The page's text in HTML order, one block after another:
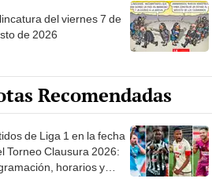
del viernes 7 de
de 2026
Recomendadas
de Liga 1 en la fecha
Torneo Clausura 2026:
horarios y